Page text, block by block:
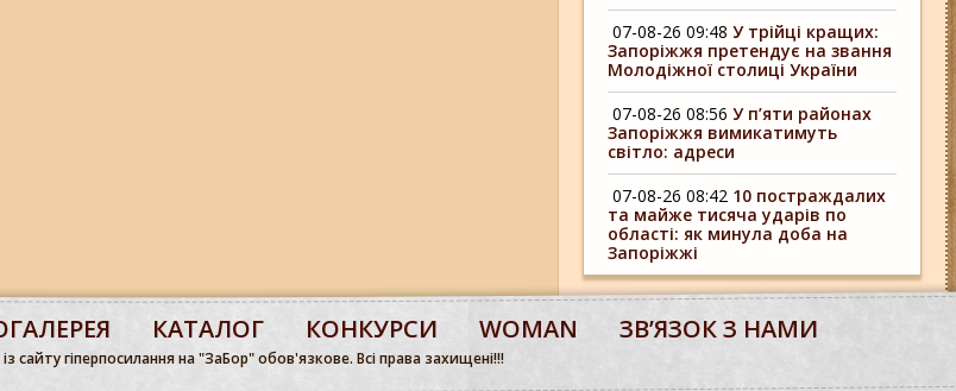
07-08-26 09:48 У трійці кращих:
Запоріжжя претендує на звання
Молодіжної столиці України
07-08-26 08:56 У п’яти районах
Запоріжжя вимикатимуть
світло: адреси
07-08-26 08:42 10 постраждалих
та майже тисяча ударів по
області: як минула доба на
Запоріжжі
КАТАЛОГ КОНКУРСИ WOMAN ЗВʼЯЗОК З НАМИ
сайту гіперпосилання на "ЗаБор" обов'язкове. Всі права захищені!!!